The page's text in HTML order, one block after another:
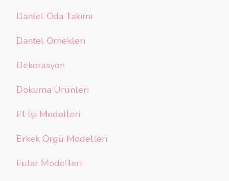
Dantel Oda Takımı
Dantel Örnekleri
Dekorasyon
Dokuma Ürünleri
El İşi Modelleri
Erkek Örgü Modelleri
Fular Modelleri